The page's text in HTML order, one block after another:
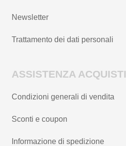
Newsletter
Trattamento dei dati personali
ASSISTENZA ACQUISTI
Condizioni generali di vendita
Sconti e coupon
Informazione di spedizione